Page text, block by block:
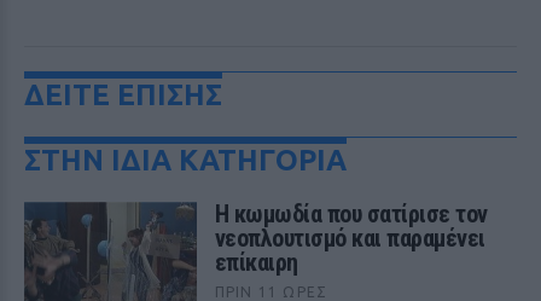
ΔΕΙΤΕ ΕΠΙΣΗΣ
ΣΤΗΝ ΙΔΙΑ ΚΑΤΗΓΟΡΙΑ
Η κωμωδία που σατίρισε τον
νεοπλουτισμό και παραμένει
επίκαιρη
ΠΡΙΝ 11 ΏΡΕΣ